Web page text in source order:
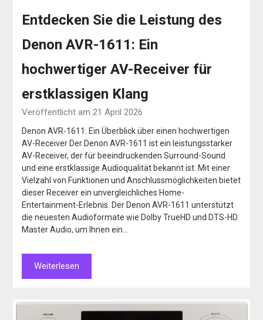
Entdecken Sie die Leistung des
Denon AVR-1611: Ein
hochwertiger AV-Receiver für
erstklassigen Klang
Veröffentlicht am 21 April 2026
Denon AVR-1611: Ein Überblick über einen hochwertigen
AV-Receiver Der Denon AVR-1611 ist ein leistungsstarker
AV-Receiver, der für beeindruckenden Surround-Sound
und eine erstklassige Audioqualität bekannt ist. Mit einer
Vielzahl von Funktionen und Anschlussmöglichkeiten bietet
dieser Receiver ein unvergleichliches Home-
Entertainment-Erlebnis. Der Denon AVR-1611 unterstützt
die neuesten Audioformate wie Dolby TrueHD und DTS-HD
Master Audio, um Ihnen ein…
Weiterlesen